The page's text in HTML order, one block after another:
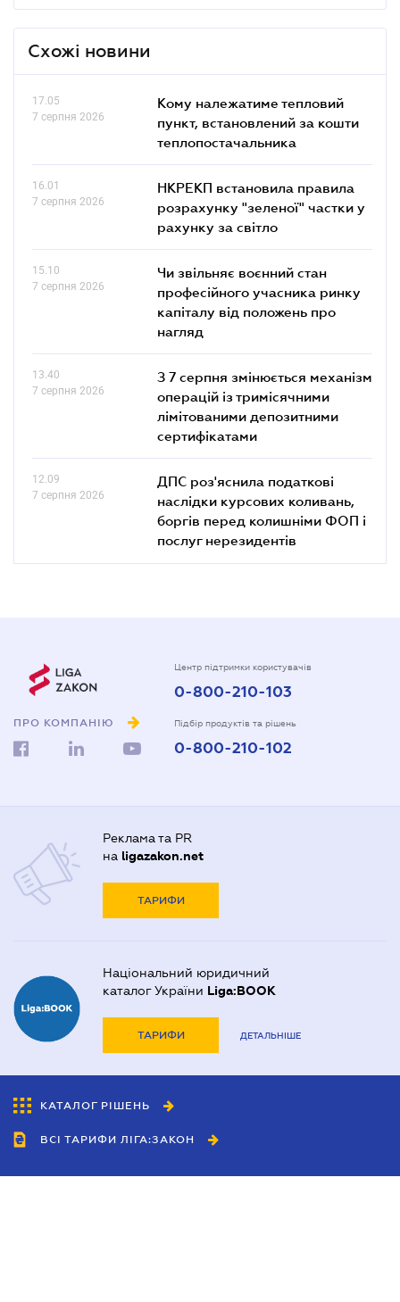
Схожі новини
17.05
7 серпня 2026
Кому належатиме тепловий
пункт, встановлений за кошти
теплопостачальника
16.01
7 серпня 2026
НКРЕКП встановила правила
розрахунку "зеленої" частки у
рахунку за світло
15.10
7 серпня 2026
Чи звільняє воєнний стан
професійного учасника ринку
капіталу від положень про
нагляд
13.40
7 серпня 2026
З 7 серпня змінюється механізм
операцій із тримісячними
лімітованими депозитними
сертифікатами
12.09
7 серпня 2026
ДПС роз'яснила податкові
наслідки курсових коливань,
боргів перед колишніми ФОП і
послуг нерезидентів
ПРО КОМПАНІЮ
Центр підтримки користувачів
0-800-210-103
Підбір продуктів та рішень
0-800-210-102
Реклама та PR
на ligazakon.net
ТАРИФИ
Національний юридичний
каталог України Liga:BOOK
ТАРИФИ ДЕТАЛЬНІШЕ
КАТАЛОГ РІШЕНЬ
ВСІ ТАРИФИ ЛІГА:ЗАКОН